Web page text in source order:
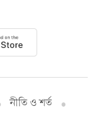
নীতি ও শর্ত